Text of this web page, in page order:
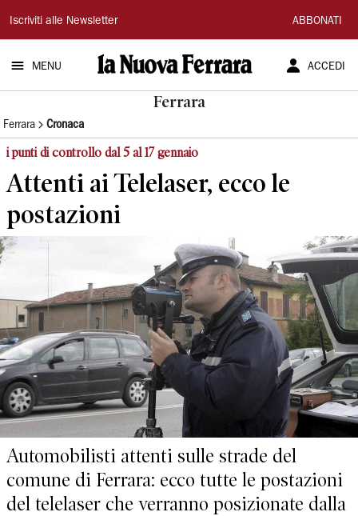
La
Nuova
Ferrara
Iscriviti alle Newsletter ABBONATI
MENU ACCEDI
Ferrara
Ferrara Cronaca
i punti di controllo dal 5 al 17 gennaio
Attenti ai Telelaser, ecco le
postazioni
Automobilisti attenti sulle strade del
comune di Ferrara: ecco tutte le postazioni
del telelaser che verranno posizionate dalla